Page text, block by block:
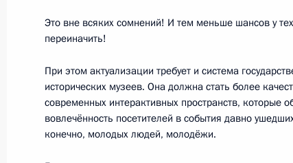
Заседание Комиссии по
7 декабря 2018 года, пятница
Заседание Национального
Это вне всяких сомнений! И тем меньше шансов у
переиначить!
При этом актуализации требует и система
исторических музеев. Она должна стать более
современных интерактивных пространств, которые
вовлечённость посетителей в события давно
конечно, молодых людей, молодёжи.